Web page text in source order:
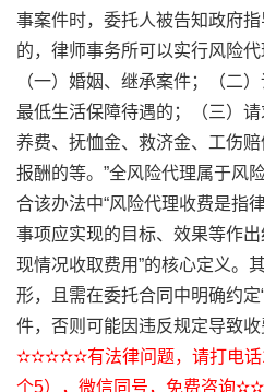
事案件时，委托人被告知政府
的，律师事务所可以实行风险代
（一）婚姻、继承案件；（二
最低生活保障待遇的；（三）
养费、抚恤金、救济金、工伤
报酬的等。”全风险代理属于风
合该办法中“风险代理收费是指
事项应实现的目标、效果等作
现情况收取费用”的核心定义。
形，且需在委托合同中明确约定
件，否则可能因违反规定导致收
✫✫✫✫✫有法律问题，请打电话
个5），微信同号，免费咨询